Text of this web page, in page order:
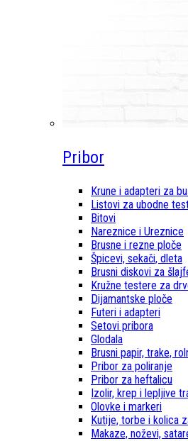
Pribor
Krune i adapteri za
Listovi za ubodne
Bitovi
Nareznice i Ureznice
Brusne i rezne ploče
Špicevi, sekači, dleta
Brusni diskovi za
Kružne testere za
Dijamantske ploče
Futeri i adapteri
Setovi pribora
Glodala
Brusni papir, trake,
Pribor za poliranje
Pribor za heftalicu
Izolir, krep i lepljive
Olovke i markeri
Kutije, torbe i kolica
Makaze, noževi,